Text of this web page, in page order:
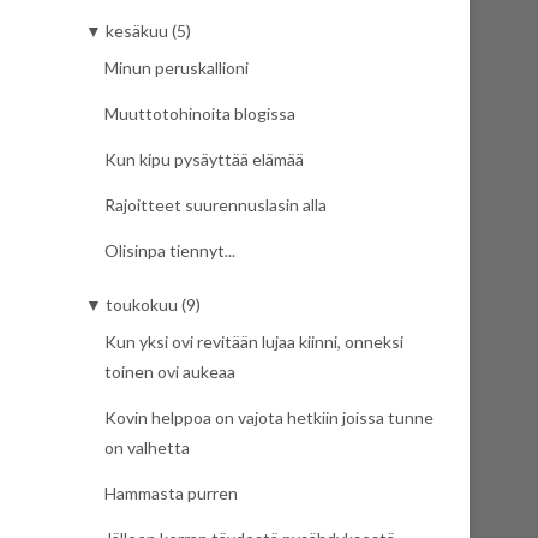
▼ kesäkuu (5)
Minun peruskallioni
Muuttotohinoita blogissa
Kun kipu pysäyttää elämää
Rajoitteet suurennuslasin alla
Olisinpa tiennyt...
▼ toukokuu (9)
Kun yksi ovi revitään lujaa kiinni, onneksi
toinen ovi aukeaa
Kovin helppoa on vajota hetkiin joissa tunne
on valhetta
Hammasta purren